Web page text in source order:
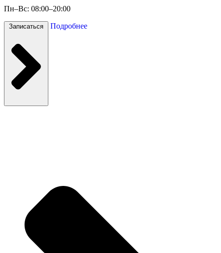
Пн–Вс: 08:00–20:00
Записаться Подробнее